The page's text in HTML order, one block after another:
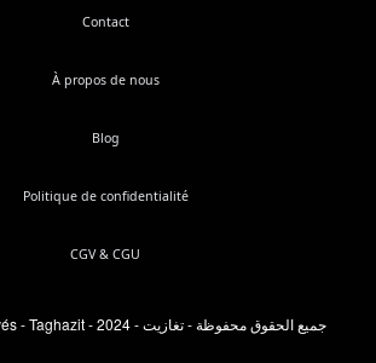
Contact
À propos de nous
Blog
Politique de confidentialité
CGV & CGU
Tous droits réservés - Taghazit - 2024 - جميع الحقوق محفوظة - تغازيت